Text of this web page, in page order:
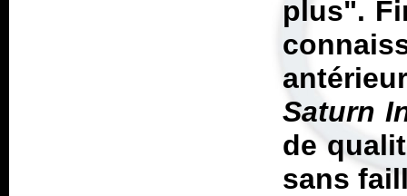
plus".
Saturn
de
sans